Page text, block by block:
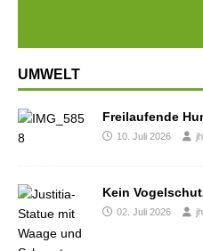
UMWELT
Freilaufende
10. Juli 2026 jh
Kein
02. Juli 2026 jh